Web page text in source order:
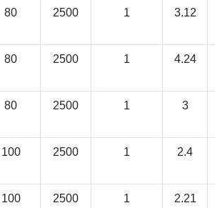
80 2500 1 3.12
80 2500 1 4.24
80 2500 1 3
100 2500 1 2.4
100 2500 1 2.21